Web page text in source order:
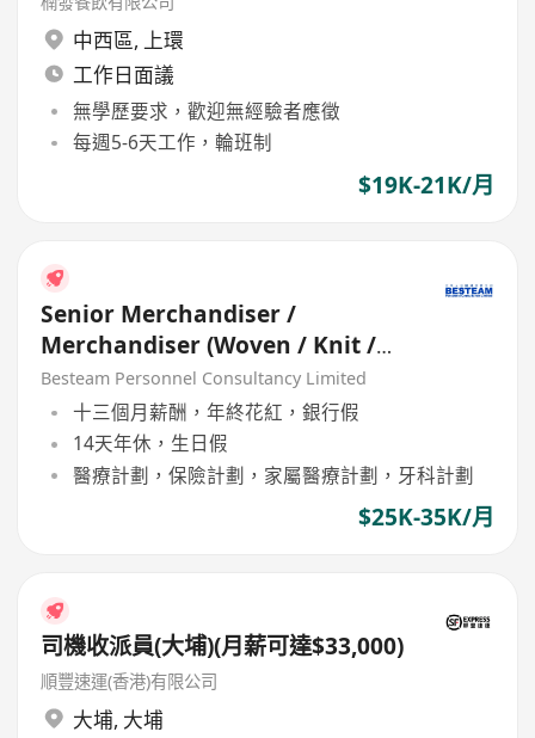
中西區, 上環
工作日面議
無學歷要求，歡迎無經驗者應徵
每週5-6天工作，輪班制
$19K-21K/月
Senior Merchandiser /
Merchandiser (Woven / Knit /
Sweater) - 5 days
Besteam Personnel Consultancy Limited
十三個月薪酬，年終花紅，銀行假
14天年休，生日假
醫療計劃，保險計劃，家屬醫療計劃，牙科計劃
$25K-35K/月
司機收派員(大埔)(月薪可達$33,000)
順豐速運(香港)有限公司
大埔, 大埔